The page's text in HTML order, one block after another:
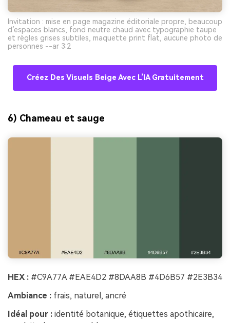
Invitation : mise en page magazine éditoriale propre, beaucoup
d’espaces blancs, fond neutre chaud avec typographie taupe
et règles grises subtiles, maquette print flat, aucune photo de
personnes --ar 3:2
Créez Des Visuels Beige Avec L’IA Gratuitement
6) Chameau et sauge
HEX : #C9A77A #EAE4D2 #8DAA8B #4D6B57 #2E3B34
Ambiance : frais, naturel, ancré
Idéal pour : identité botanique, étiquettes apothicaire,